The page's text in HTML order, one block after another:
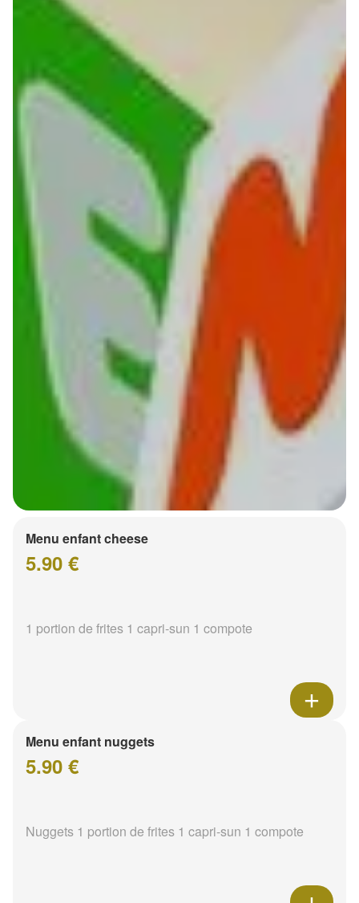
Menu enfant cheese
5.90 €
1 portion de frites 1 capri-sun 1 compote
Menu enfant nuggets
5.90 €
Nuggets 1 portion de frites 1 capri-sun 1 compote